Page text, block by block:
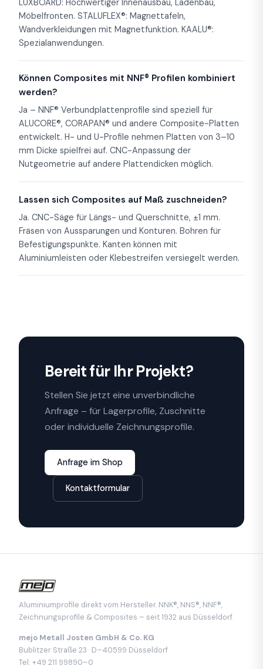
LUXBOARD: Hochwertiger Innenausbau, Ladenbau,
Möbelfronten. STALUFLEX®: Magnettafeln,
Wandverkleidungen mit Magnetfunktion. KAALU®:
Spezialanwendungen.
Können Composites mit NNF® Profilen kombiniert
werden?
Ja – NNF® Verbundplattenprofile sind speziell für
ALUCORE®, CORAPAN® und andere Composite-Platten
entwickelt. H- und U-Profile nehmen Platten von 3–10
mm Dicke spielfrei auf. CNC-Anpassung der
Nutgeometrie auf andere Plattendicken möglich.
Lassen sich Composites auf Maß zuschneiden?
Ja. CNC-Säge für Längs- und Querschnitte, ±1 mm.
Fräsen von Aussparungen und Konturen. Bohren für
Befestigungspunkte. Kanten können mit
Aluminiumleisten oder Klebestreifen versiegelt werden.
Bereit für Ihr Projekt?
Stellen Sie jetzt eine unverbindliche
Anfrage – für Lagerprofile, Zuschnitte
oder individuelle Zeichnungsprofile.
Anfrage im Shop
Kontaktformular
Aluminiumprofile direkt vom Hersteller. NNK®, NNS®, NNF®,
Zeichnungsprofile & Composites – seit 1932 aus Düsseldorf.
mejo Metall Josten GmbH & Co. KG
Bublitzer Straße 23 · D–40599 Düsseldorf
Tel: +49 211 99890–0